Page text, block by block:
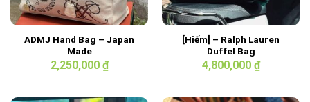
ADMJ Hand Bag – Japan
Made
2,250,000 ₫
[Hiếm] – Ralph Lauren
Duffel Bag
4,800,000 ₫